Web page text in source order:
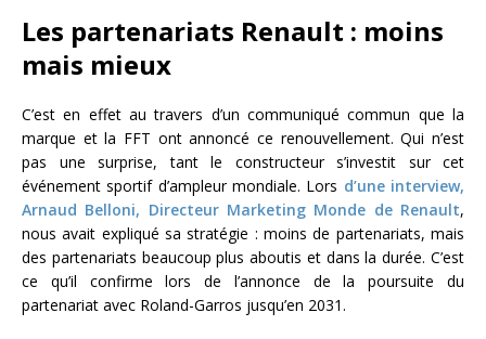
Les partenariats Renault : moins
mais mieux
C’est en effet au travers d’un communiqué commun que la
marque et la FFT ont annoncé ce renouvellement. Qui n’est
pas une surprise, tant le constructeur s’investit sur cet
événement sportif d’ampleur mondiale. Lors d’une interview,
Arnaud Belloni, Directeur Marketing Monde de Renault,
nous avait expliqué sa stratégie : moins de partenariats, mais
des partenariats beaucoup plus aboutis et dans la durée. C’est
ce qu’il confirme lors de l’annonce de la poursuite du
partenariat avec Roland-Garros jusqu’en 2031.